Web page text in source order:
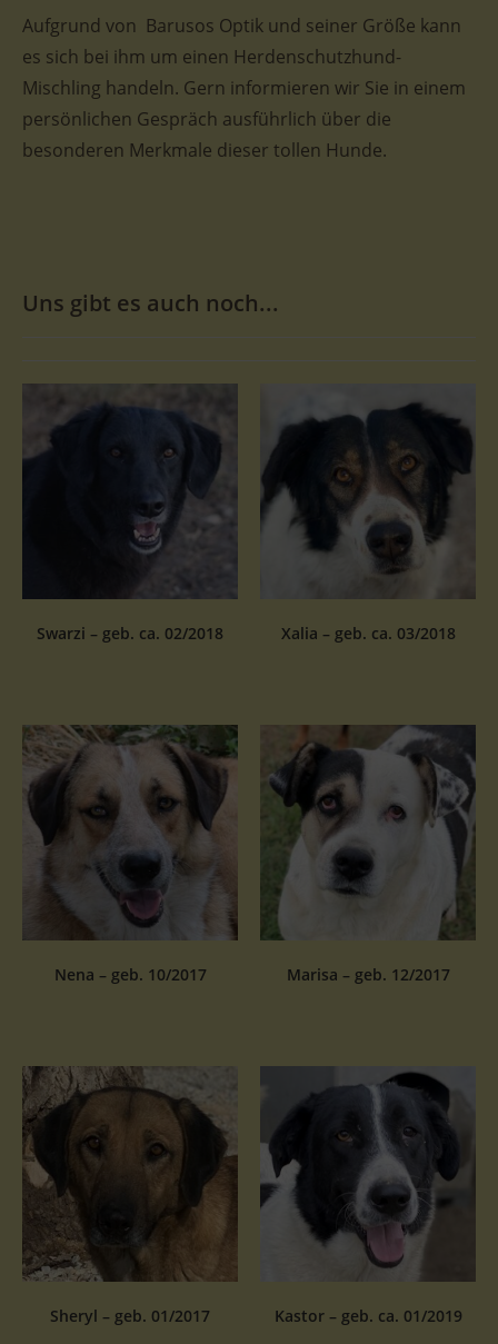
Aufgrund von Barusos Optik und seiner Größe kann
es sich bei ihm um einen Herdenschutzhund-
Mischling handeln. Gern informieren wir Sie in einem
persönlichen Gespräch ausführlich über die
besonderen Merkmale dieser tollen Hunde.
Uns gibt es auch noch...
Swarzi – geb. ca. 02/2018 Xalia – geb. ca. 03/2018
Nena – geb. 10/2017 Marisa – geb. 12/2017
Sheryl – geb. 01/2017 Kastor – geb. ca. 01/2019